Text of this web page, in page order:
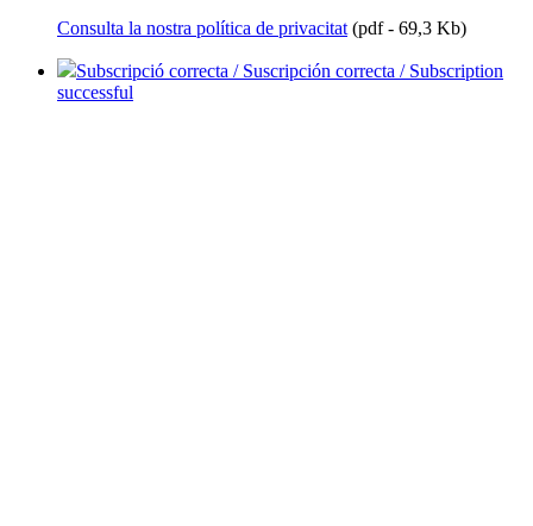
Consulta la nostra política de privacitat (pdf - 69,3 Kb)
Subscripció correcta / Suscripción correcta / Subscription
successful